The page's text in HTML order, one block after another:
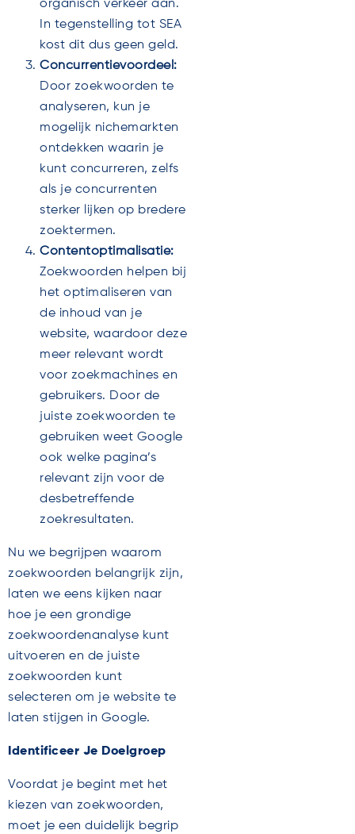
organisch verkeer aan.
In tegenstelling tot SEA
kost dit dus geen geld.
Concurrentievoordeel:
Door zoekwoorden te
analyseren, kun je
mogelijk nichemarkten
ontdekken waarin je
kunt concurreren, zelfs
als je concurrenten
sterker lijken op bredere
zoektermen.
Contentoptimalisatie:
Zoekwoorden helpen bij
het optimaliseren van
de inhoud van je
website, waardoor deze
meer relevant wordt
voor zoekmachines en
gebruikers. Door de
juiste zoekwoorden te
gebruiken weet Google
ook welke pagina’s
relevant zijn voor de
desbetreffende
zoekresultaten.
Nu we begrijpen waarom
zoekwoorden belangrijk zijn,
laten we eens kijken naar
hoe je een grondige
zoekwoordenanalyse kunt
uitvoeren en de juiste
zoekwoorden kunt
selecteren om je website te
laten stijgen in Google.
Identificeer Je Doelgroep
Voordat je begint met het
kiezen van zoekwoorden,
moet je een duidelijk begrip